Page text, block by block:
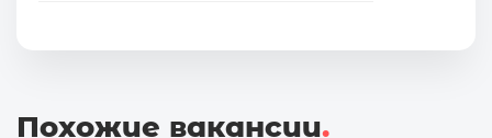
Похожие вакансии.